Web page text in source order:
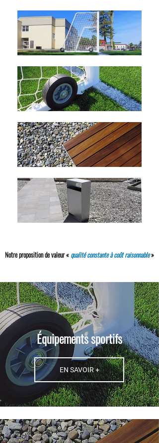
Notre proposition de valeur « qualité constante à coût raisonnable»
Équipements sportifs
EN SAVOIR +